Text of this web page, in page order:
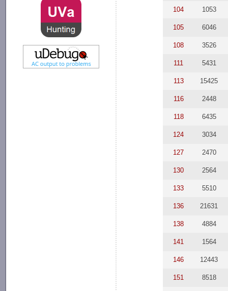
104 1053
105 6046
108 3526
111 5431
113 15425
116 2448
118 6435
124 3034
127 2470
130 2564
133 5510
136 21631
138 4884
141 1564
146 12443
151 8518